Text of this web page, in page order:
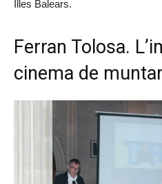
Illes Balears.
Ferran Tolosa.
cinema de